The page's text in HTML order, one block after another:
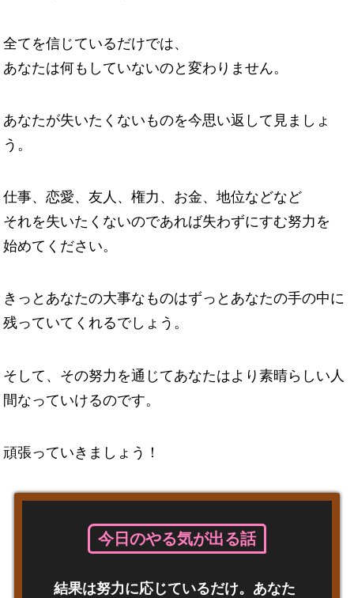
全てを信じているだけでは、
あなたは何もしていないのと変わりません。
あなたが失いたくないものを今思い返して見ましょ
う。
仕事、恋愛、友人、権力、お金、地位などなど
それを失いたくないのであれば失わずにすむ努力を
始めてください。
きっとあなたの大事なものはずっとあなたの手の中に
残っていてくれるでしょう。
そして、その努力を通じてあなたはより素晴らしい人
間なっていけるのです。
頑張っていきましょう！
今日のやる気が出る話
結果は努力に応じているだけ。あなた